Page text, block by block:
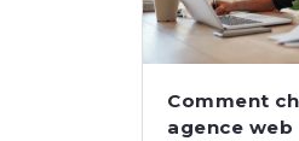
Comment
agence web